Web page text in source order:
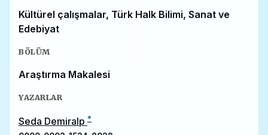
Kültürel çalışmalar, Türk Halk Bilimi, Sanat ve
Edebiyat
BÖLÜM
Araştırma Makalesi
YAZARLAR
Seda Demiralp *